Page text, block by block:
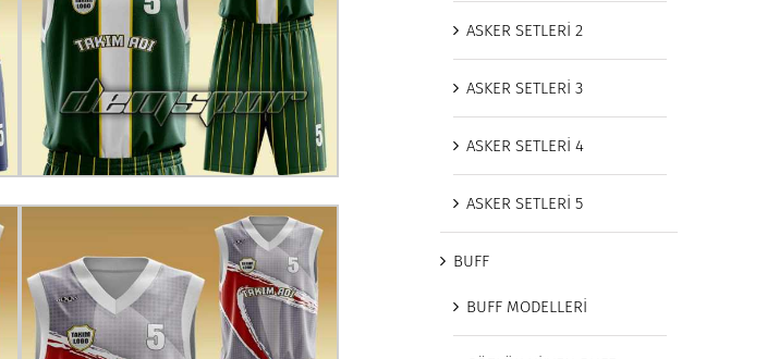
ASKER SETLERİ 2
ASKER SETLERİ 3
ASKER SETLERİ 4
ASKER SETLERİ 5
BUFF
BUFF MODELLERİ